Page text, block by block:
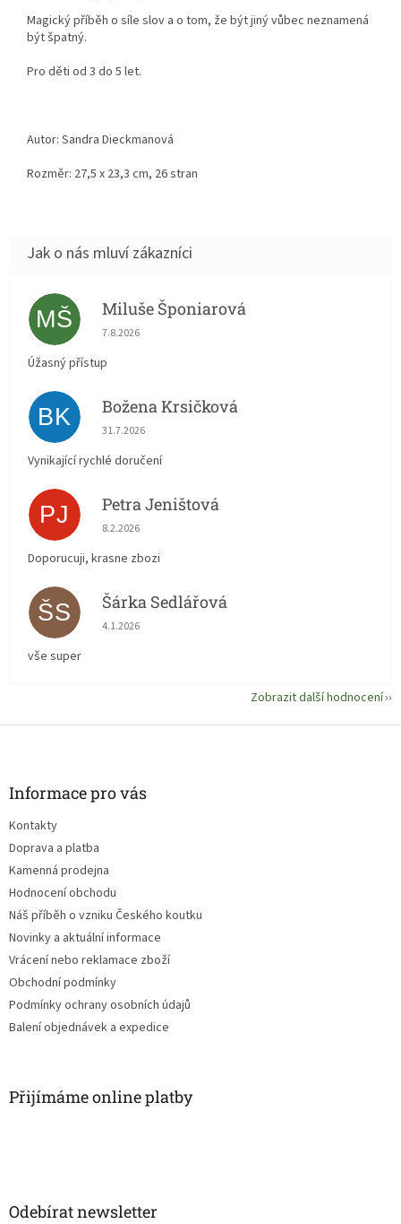
Magický příběh o síle slov a o tom, že být jiný vůbec neznamená
být špatný.
Pro děti od 3 do 5 let.
Autor: Sandra Dieckmanová
Rozměr: 27,5 x 23,3 cm, 26 stran
MŠ Miluše Šponiarová
Hodnocení obchodu je 5 z 5 hvězdiček.
7.8.2026
Úžasný přístup
BK Božena Krsičková
Hodnocení obchodu je 5 z 5 hvězdiček.
31.7.2026
Vynikající rychlé doručení
PJ Petra Jeništová
Hodnocení obchodu je 5 z 5 hvězdiček.
8.2.2026
Doporucuji, krasne zbozi
ŠS Šárka Sedlářová
Hodnocení obchodu je 5 z 5 hvězdiček.
4.1.2026
vše super
Zobrazit další hodnocení
Informace pro vás
Kontakty
Doprava a platba
Kamenná prodejna
Hodnocení obchodu
Náš příběh o vzniku Českého koutku
Novinky a aktuální informace
Vrácení nebo reklamace zboží
Obchodní podmínky
Podmínky ochrany osobních údajů
Balení objednávek a expedice
Přijímáme online platby
Odebírat newsletter